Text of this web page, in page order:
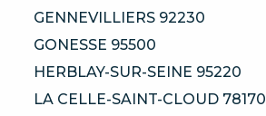
GENNEVILLIERS 92230
GONESSE 95500
HERBLAY-SUR-SEINE 95220
LA CELLE-SAINT-CLOUD 78170